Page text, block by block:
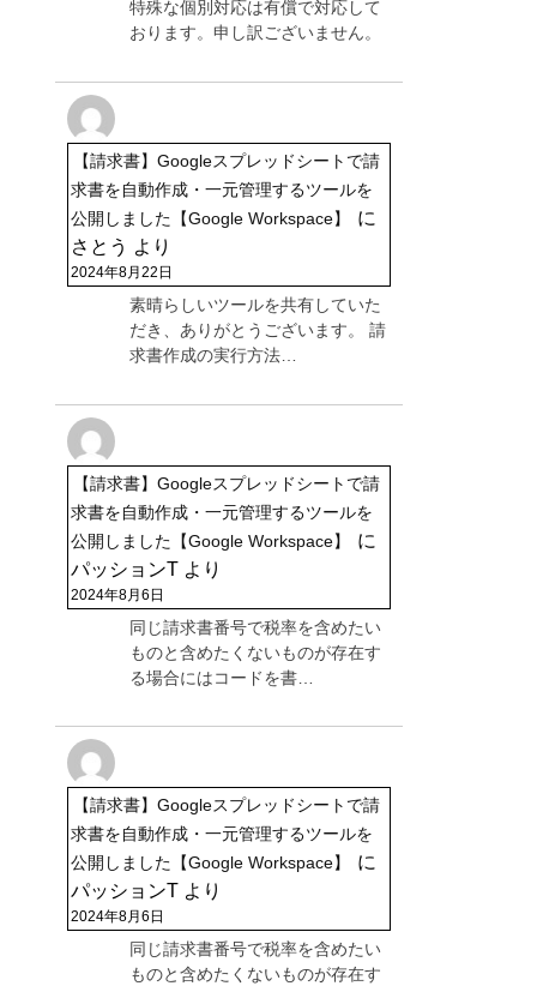
特殊な個別対応は有償で対応して
おります。申し訳ございません。
【請求書】Googleスプレッドシートで請
求書を自動作成・一元管理するツールを
公開しました【Google Workspace】
に
さとう より
2024年8月22日
素晴らしいツールを共有していた
だき、ありがとうございます。 請
求書作成の実行方法…
【請求書】Googleスプレッドシートで請
求書を自動作成・一元管理するツールを
公開しました【Google Workspace】
に
パッションT より
2024年8月6日
同じ請求書番号で税率を含めたい
ものと含めたくないものが存在す
る場合にはコードを書…
【請求書】Googleスプレッドシートで請
求書を自動作成・一元管理するツールを
公開しました【Google Workspace】
に
パッションT より
2024年8月6日
同じ請求書番号で税率を含めたい
ものと含めたくないものが存在す